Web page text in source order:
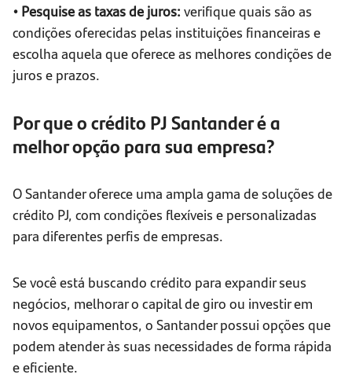
• Pesquise as taxas de juros: verifique quais são as
condições oferecidas pelas instituições financeiras e
escolha aquela que oferece as melhores condições de
juros e prazos.
Por que o crédito PJ Santander é a
melhor opção para sua empresa?
O Santander oferece uma ampla gama de soluções de
crédito PJ, com condições flexíveis e personalizadas
para diferentes perfis de empresas.
Se você está buscando crédito para expandir seus
negócios, melhorar o capital de giro ou investir em
novos equipamentos, o Santander possui opções que
podem atender às suas necessidades de forma rápida
e eficiente.